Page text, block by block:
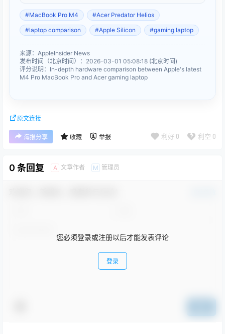
#MacBook Pro M4
#Acer Predator Helios
#laptop comparison
#Apple Silicon #gaming laptop
来源：AppleInsider News
发布时间（北京时间）：2026-03-01 05:08:18 (北京时间)
评分说明：In-depth hardware comparison between Apple's latest
M4 Pro MacBook Pro and Acer gaming laptop
原文连接
海报分享 收藏 举报 利好 0 利空 0
0 条回复 A 文章作者 M 管理员
您必须登录或注册以后才能发表评论
登录